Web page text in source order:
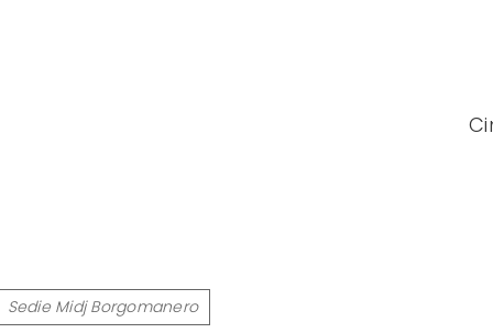
Sedie Midj Borgomanero